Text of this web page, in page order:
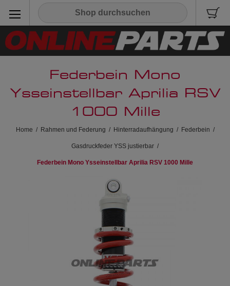
Federbein Mono
Ysseinstellbar Aprilia RSV
1000 Mille
Home / Rahmen und Federung / Hinterradaufhängung / Federbein /
Gasdruckfeder YSS justierbar /
Federbein Mono Ysseinstellbar Aprilia RSV 1000 Mille